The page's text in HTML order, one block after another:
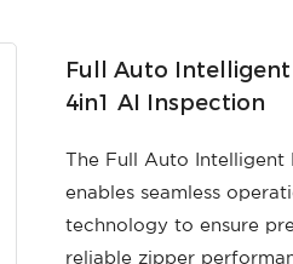
Full Auto Intelligent
4in1 AI Inspection
The Full Auto
enables seamless
technology to ensure
reliable zipper